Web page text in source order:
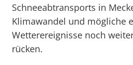
Schneeabtransports in
Klimawandel und mögliche
Wetterereignisse noch
rücken.